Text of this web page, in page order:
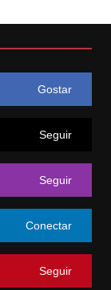
Gostar
Seguir
Seguir
Conectar
Seguir